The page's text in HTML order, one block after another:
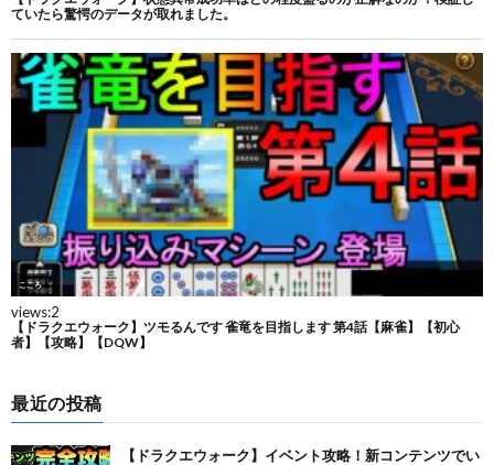
最近の投稿
【ドラクエウォーク】イベント攻略！新コンテンツでい